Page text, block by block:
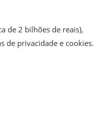
de 2 bilhões de reais),
de privacidade e cookies.